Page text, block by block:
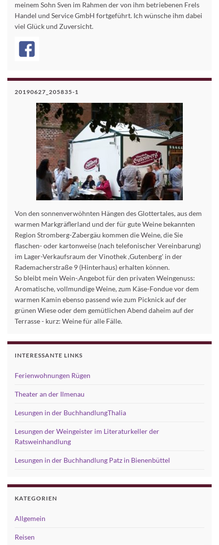
meinem Sohn Sven im Rahmen der von ihm betriebenen Frels
Handel und Service GmbH fortgeführt. Ich wünsche ihm dabei
viel Glück und Zuversicht.
20190627_205835-1
Von den sonnenverwöhnten Hängen des Glottertales, aus dem
warmen Markgräflerland und der für gute Weine bekannten
Region Stromberg-Zabergäu kommen die Weine, die Sie
flaschen- oder kartonweise (nach telefonischer Vereinbarung)
im Lager-Verkaufsraum der Vinothek ,Gutenberg' in der
Rademacherstraße 9 (Hinterhaus) erhalten können.
So bleibt mein Wein-.Angebot für den privaten Weingenuss:
Aromatische, vollmundige Weine, zum Käse-Fondue vor dem
warmen Kamin ebenso passend wie zum Picknick auf der
grünen Wiese oder dem gemütlichen Abend daheim auf der
Terrasse - kurz: Weine für alle Fälle.
INTERESSANTE LINKS
Ferienwohnungen Rügen
Theater an der Ilmenau
Lesungen in der BuchhandlungThalia
Lesungen der Weingeister im Literaturkeller der
Ratsweinhandlung
Lesungen in der Buchhandlung Patz in Bienenbüttel
KATEGORIEN
Allgemein
Reisen